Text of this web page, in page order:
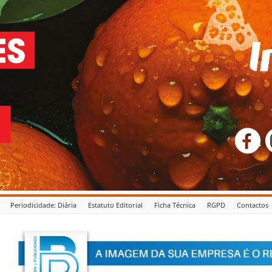
Periodicidade: Diária Estatuto Editorial Ficha Técnica RGPD Contactos